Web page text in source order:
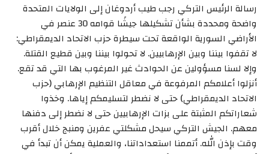
رسالة الرئيس التركي رجب طيب أردوغان إلى الولايات المتحدة
واضحة ومحددة بشأن تشكيلها جيشًا قوامه 30 عنصر في
الأراضي السورية الواقعة تحت سيطرة حزب الاتحاد الديمقراطي:
لا تقفوا بيننا وبين الإرهابيين. لا تحولوا بيننا وبين قطيع القتلة.
وإلا لسنا مسؤولين عن الحوادث غير المرغوب بها التي قد تقع.
أنزلوا أعلامكم المرفوعة في معاقل التنظيم الإرهابي (حزب
الاتحاد الديمقراطي) حتى لا نضطر لتسليمكم إياها. وخذوا
شعاراتكم المثبتة على بزات الإرهابيين حتى لا نضطر إلى دفنها
معهم. الجيش التركي سيحل مشكلتي عفرين ومنبج خلال أقرب
وقت بإذن الله. أتممنا استعداداتنا، والعملية يمكن أن تبدأ في